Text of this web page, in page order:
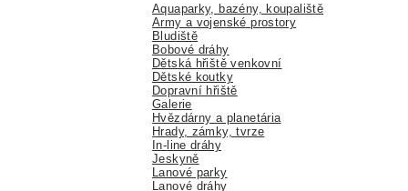
Aquaparky, bazény, koupaliště
Army a vojenské prostory
Bludiště
Bobové dráhy
Dětská hřiště venkovní
Dětské koutky
Dopravní hřiště
Galerie
Hvězdárny a planetária
Hrady, zámky, tvrze
In-line dráhy
Jeskyně
Lanové parky
Lanové dráhy